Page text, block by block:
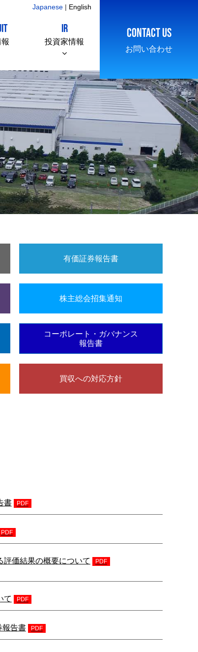
Japanese | English
IR
投資家情報
CONTACT US
お問い合わせ
有価証券報告書
株主総会招集通知
コーポレート・ガバナンス
報告書
買収への対応方針
書 PDF
PDF
評価結果の概要について PDF
て PDF
報告書 PDF